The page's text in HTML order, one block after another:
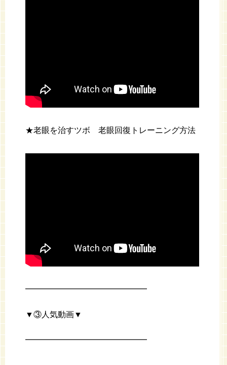
★老眼を治すツボ 老眼回復トレーニング方法
━━━━━━━━━━━━━━━
▼③人気動画▼
━━━━━━━━━━━━━━━